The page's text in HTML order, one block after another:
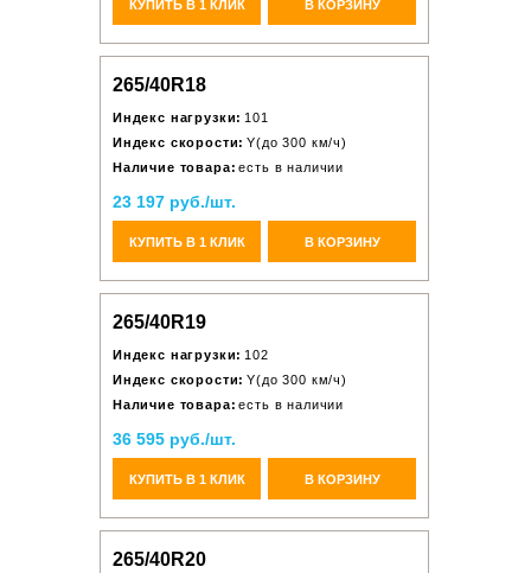
КУПИТЬ В 1 КЛИК В КОРЗИНУ
265/40R18
Индекс нагрузки: 101
Индекс скорости: Y(до 300 км/ч)
Наличие товара: есть в наличии
23 197 руб./шт.
КУПИТЬ В 1 КЛИК В КОРЗИНУ
265/40R19
Индекс нагрузки: 102
Индекс скорости: Y(до 300 км/ч)
Наличие товара: есть в наличии
36 595 руб./шт.
КУПИТЬ В 1 КЛИК В КОРЗИНУ
265/40R20